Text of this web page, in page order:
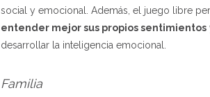
social y emocional. Además, el juego libre
entender mejor sus propios sentimientos
desarrollar la inteligencia emocional.
Familia